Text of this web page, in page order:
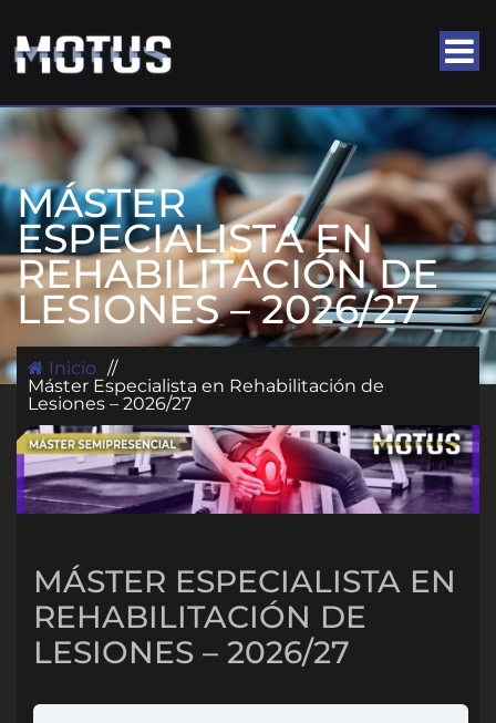
MÁSTER
ESPECIALISTA EN
REHABILITACIÓN DE
LESIONES – 2026/27
Inicio //
Máster Especialista en Rehabilitación de
Lesiones – 2026/27
MÁSTER ESPECIALISTA EN
REHABILITACIÓN DE
LESIONES – 2026/27